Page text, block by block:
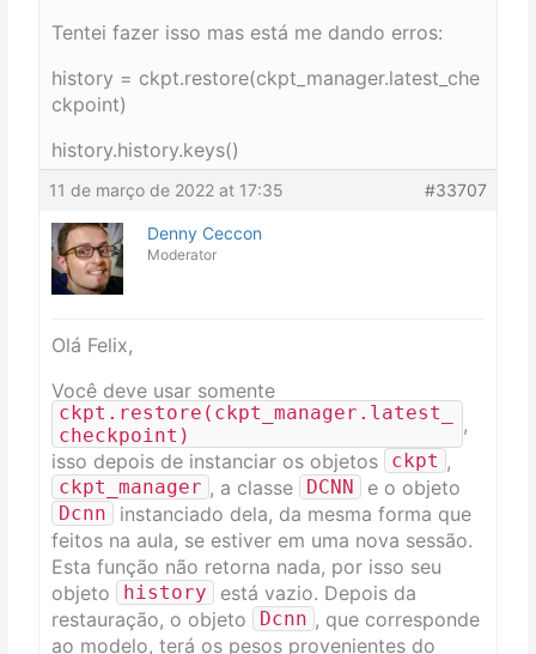
Tentei fazer isso mas está me dando erros:
history = ckpt.restore(ckpt_manager.latest_che
ckpoint)
history.history.keys()
11 de março de 2022 at 17:35 #33707
Denny Ceccon
Moderator
Olá Felix,
Você deve usar somente
ckpt . restore ( ckpt_manager . latest_
checkpoint )
,
isso depois de instanciar os objetos
ckpt ,
ckpt_manager , a classe DCNN e o objeto
Dcnn
instanciado dela, da mesma forma que
feitos na aula, se estiver em uma nova sessão.
Esta função não retorna nada, por isso seu
objeto
history
está vazio. Depois da
restauração, o objeto
Dcnn , que corresponde
ao modelo, terá os pesos provenientes do